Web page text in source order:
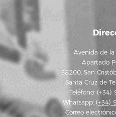
Avenida de la
Apartado
38200, San
Santa Cruz de
Teléfono:
Whatsapp: (+34)
Correo